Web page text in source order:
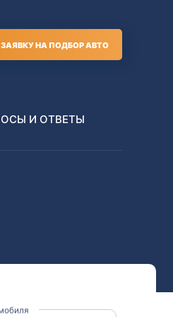
НА ПОДБОР АВТО
И ОТВЕТЫ